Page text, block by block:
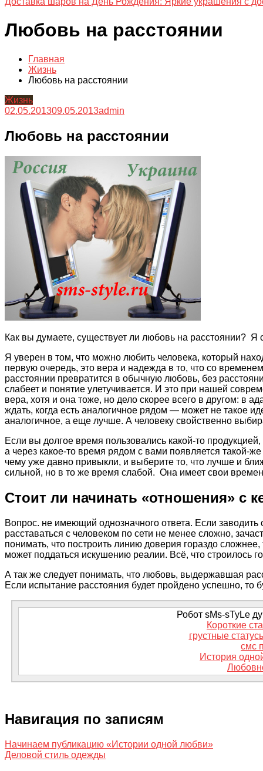
Любовь на расстоянии
Главная
Жизнь
Любовь на расстоянии
Жизнь
02.05.201309.05.2013admin
Любовь на расстоянии
Как вы думаете, существует ли любовь на расстоянии? Я
Я уверен в том, что можно любить человека, который
первую очередь, это вера и надежда в то, что со
расстоянии превратится в обычную любовь, без
слабеет и понятие улетучивается. И это при нашей
вера, хотя и она тоже, но дело скорее всего в другом: в
ждать, когда есть аналогичное рядом — может не такое
аналогичное, а еще лучше. А человеку свойственно
Если вы долгое время пользовались какой-то
а через какое-то время рядом с вами появляется такой-
чему уже давно привыкли, и выберите то, что лучше и
сильной, но в то же время слабой. Она имеет свои
Стоит ли начинать «отношения» с
Вопрос. не имеющий однозначного ответа. Если заводить
расставаться с человеком по сети не менее сложно,
понимать, что построить линию доверия гораздо
может поддаться искушению реалии. Всё, что строилось
А так же следует понимать, что любовь, выдержавшая
Если испытание расстояния будет пройдено успешно, то
Робот sMs-sTyLe
Короткие
грустные
смс
История
Навигация по записям
Начинаем публикацию «Истории одной любви»
Деловой стиль одежды